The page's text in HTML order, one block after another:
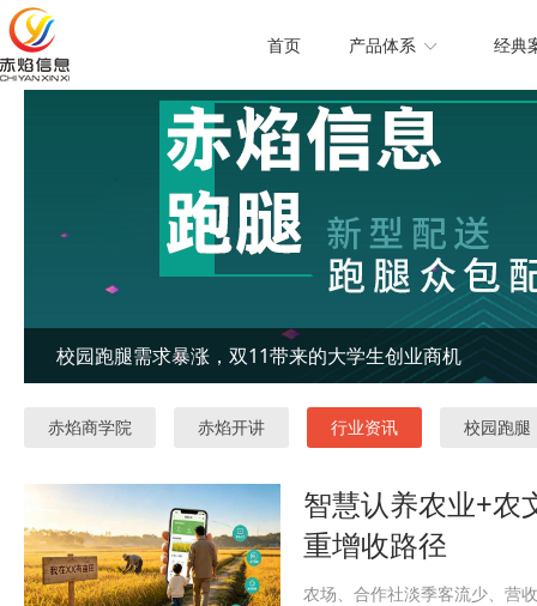
首页 产品体系 经典
校园跑腿需求暴涨，双11带来的大学生创业商机
赤焰商学院 赤焰开讲 行业资讯 校园跑腿
智慧认养农业+农
重增收路径
农场、合作社淡季客流少、营